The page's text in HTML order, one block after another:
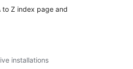
to Z index page and
installations